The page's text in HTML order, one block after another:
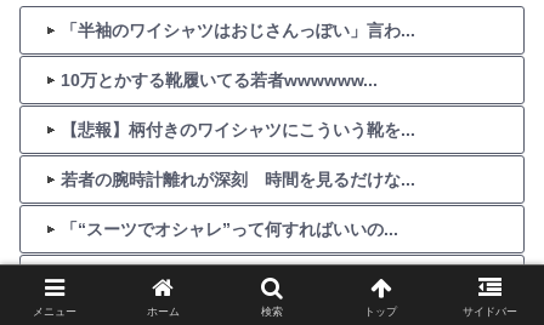
「半袖のワイシャツはおじさんっぽい」言わ...
10万とかする靴履いてる若者wwwwww...
【悲報】柄付きのワイシャツにこういう靴を...
若者の腕時計離れが深刻 時間を見るだけな...
「“スーツでオシャレ”って何すればいいの...
そこそこいい値段するジーパン買おうか迷っ...
メニュー ホーム 検索 トップ サイドバー